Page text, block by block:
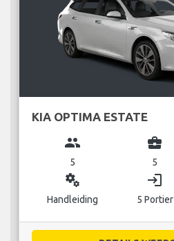
KIA OPTIMA ESTATE
group
5
business_center
5
miscellaneous_services
Handleiding
login
5 Portier